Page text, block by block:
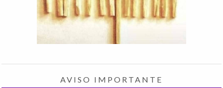
AVISO IMPORTANTE